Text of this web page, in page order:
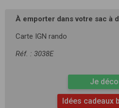
À emporter dans votre sac à
Carte IGN rando
Réf. : 3038E
Je
Idées cadeaux